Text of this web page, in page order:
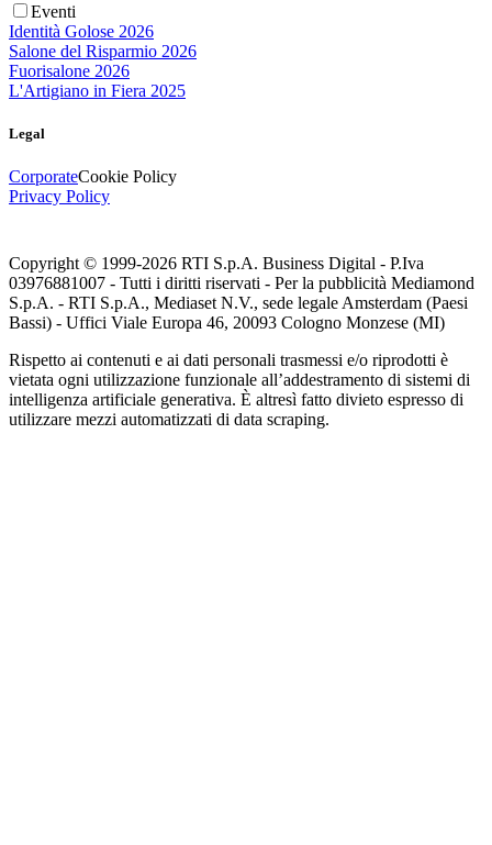
Eventi
Identità Golose 2026
Salone del Risparmio 2026
Fuorisalone 2026
L'Artigiano in Fiera 2025
Legal
CorporateCookie Policy
Privacy Policy
Copyright © 1999-2026 RTI S.p.A. Business Digital - P.Iva
03976881007 - Tutti i diritti riservati - Per la pubblicità Mediamond
S.p.A. - RTI S.p.A., Mediaset N.V., sede legale Amsterdam (Paesi
Bassi) - Uffici Viale Europa 46, 20093 Cologno Monzese (MI)
Rispetto ai contenuti e ai dati personali trasmessi e/o riprodotti è
vietata ogni utilizzazione funzionale all’addestramento di sistemi di
intelligenza artificiale generativa. È altresì fatto divieto espresso di
utilizzare mezzi automatizzati di data scraping.